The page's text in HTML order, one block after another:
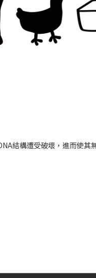
結構遭受破壞，進而使其